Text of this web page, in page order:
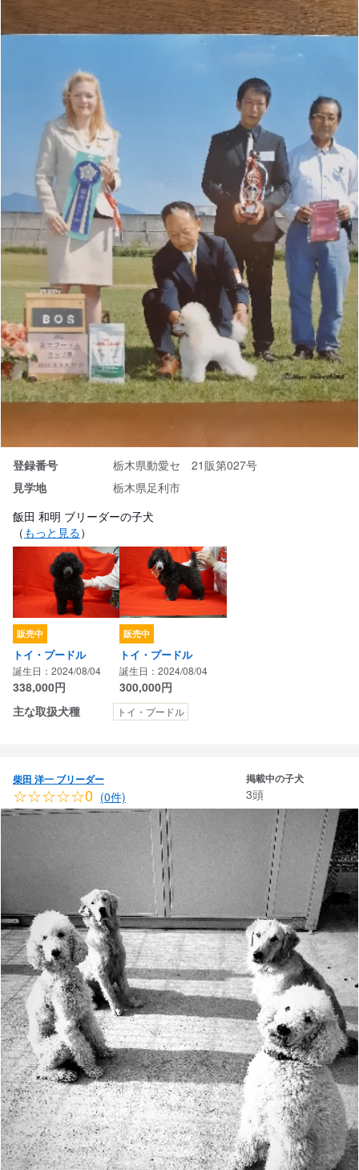
登録番号
栃木県動愛セ 21販第027号
見学地
栃木県足利市
飯田 和明 ブリーダーの子犬
（ もっと見る）
販売中
トイ・プードル
誕生日：2024/08/04
338,000円
販売中
トイ・プードル
誕生日：2024/08/04
300,000円
主な取扱犬種
トイ・プードル
柴田 洋一 ブリーダー
☆☆☆☆☆0 (0件)
掲載中の子犬
3頭